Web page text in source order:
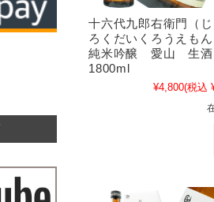
十六代九郎右衛門（じ
ろくだいくろうえも
純米吟醸 愛山 生
1800ml
¥4,800(税込